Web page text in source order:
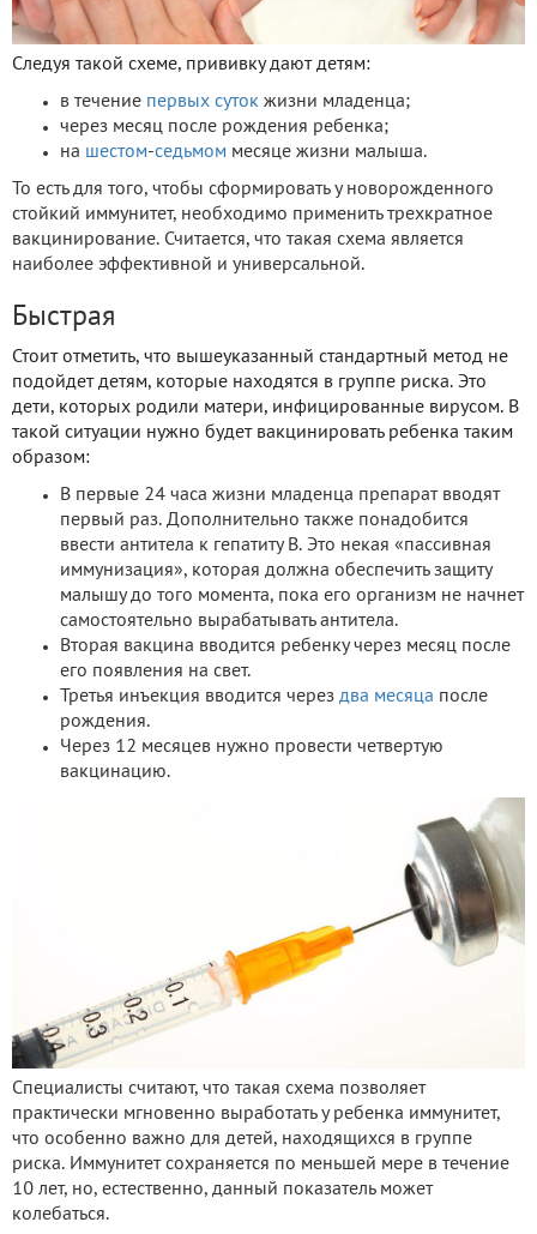
Следуя такой схеме, прививку дают детям:
в течение первых суток жизни младенца;
через месяц после рождения ребенка;
на шестом-седьмом месяце жизни малыша.
То есть для того, чтобы сформировать у новорожденного
стойкий иммунитет, необходимо применить трехкратное
вакцинирование. Считается, что такая схема является
наиболее эффективной и универсальной.
Быстрая
Стоит отметить, что вышеуказанный стандартный метод не
подойдет детям, которые находятся в группе риска. Это
дети, которых родили матери, инфицированные вирусом. В
такой ситуации нужно будет вакцинировать ребенка таким
образом:
В первые 24 часа жизни младенца препарат вводят
первый раз. Дополнительно также понадобится
ввести антитела к гепатиту В. Это некая «пассивная
иммунизация», которая должна обеспечить защиту
малышу до того момента, пока его организм не начнет
самостоятельно вырабатывать антитела.
Вторая вакцина вводится ребенку через месяц после
его появления на свет.
Третья инъекция вводится через два месяца после
рождения.
Через 12 месяцев нужно провести четвертую
вакцинацию.
Специалисты считают, что такая схема позволяет
практически мгновенно выработать у ребенка иммунитет,
что особенно важно для детей, находящихся в группе
риска. Иммунитет сохраняется по меньшей мере в течение
10 лет, но, естественно, данный показатель может
колебаться.